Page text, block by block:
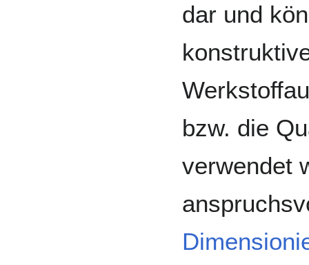
dar und
bzw. die
verwendet